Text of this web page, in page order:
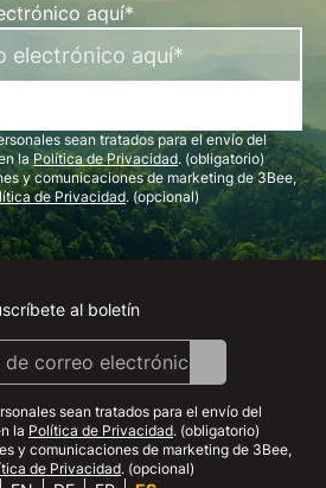
aquí*
sean tratados para el envío del
laPolítica de Privacidad. (obligatorio)
y comunicaciones de marketing de 3Bee,
de Privacidad. (opcional)
Instagram
Facebook
Linkedin
Youtube
al boletín
sean tratados para el envío del
la Política de Privacidad. (obligatorio)
y comunicaciones de marketing de 3Bee,
de Privacidad. (opcional)